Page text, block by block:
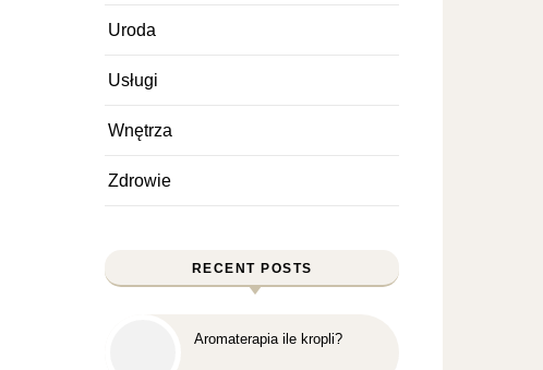
Uroda
Usługi
Wnętrza
Zdrowie
RECENT POSTS
Aromaterapia ile kropli?